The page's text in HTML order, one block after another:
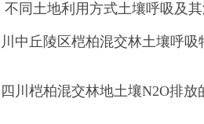
同土地利用方式土壤呼吸及
中丘陵区桤柏混交林土壤呼
川桤柏混交林地土壤N2O排